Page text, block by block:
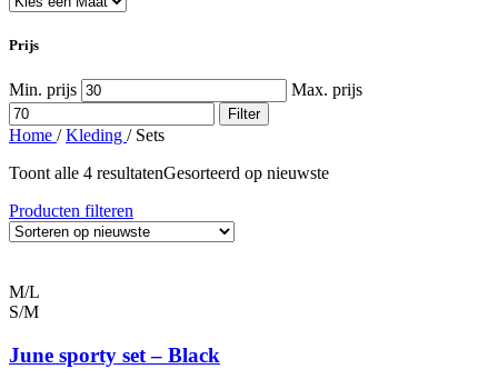
Prijs
Min. prijs Max. prijs
Filter
Home / Kleding / Sets
Toont alle 4 resultatenGesorteerd op nieuwste
Producten filteren
M/L
S/M
June sporty set – Black